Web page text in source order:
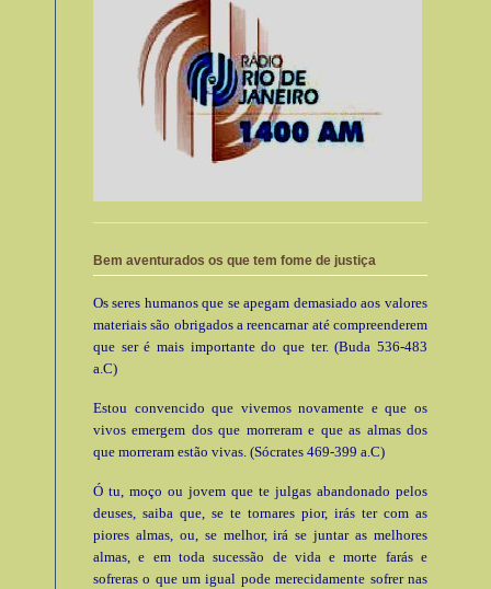
Bem aventurados os que tem fome de justiça
Os seres humanos que se apegam demasiado aos valores
materiais são obrigados a reencarnar até compreenderem
que ser é mais importante do que ter. (Buda 536-483
a.C)
Estou convencido que vivemos novamente e que os
vivos emergem dos que morreram e que as almas dos
que morreram estão vivas. (Sócrates 469-399 a.C)
Ó tu, moço ou jovem que te julgas abandonado pelos
deuses, saiba que, se te tornares pior, irás ter com as
piores almas, ou, se melhor, irá se juntar as melhores
almas, e em toda sucessão de vida e morte farás e
sofreras o que um igual pode merecidamente sofrer nas